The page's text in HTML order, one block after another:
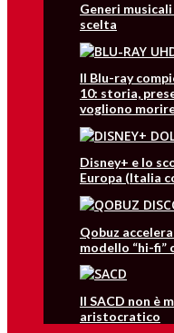
Generi
scelta
Il Blu-ray
10: storia,
vogliono
Disney+ e lo
Europa (Italia
Qobuz
modello “hi-fi”
Il SACD non è
aristocratico